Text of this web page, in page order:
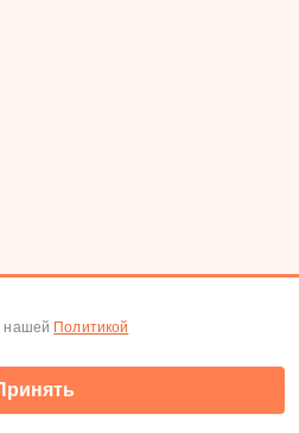
нашей Политикой